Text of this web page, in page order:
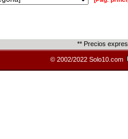
** Precios
© 2002/2022 Solo10.com